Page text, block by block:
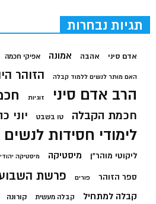
תגיות נבחרות
אדם סיני אהבה אמונה אפיקי חכמה
האם מותר לנשים ללמוד קבלה הזוהר
הרב אדם סיני זוגיות
חכמת הקבלה טו בשבט יוני
לימודי חסידות לנשים
ליקוטי מוהר"ן מיסטיקה מיסטיקה
ספר הזוהר פורים פרשת
קבלה למתחיל קבלה מעשית קורונה